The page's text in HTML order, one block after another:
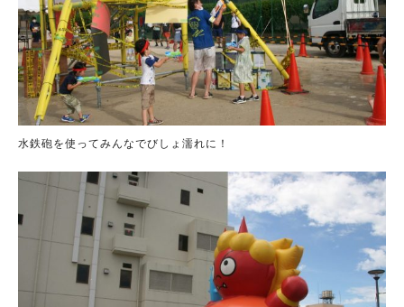
水鉄砲を使ってみんなでびしょ濡れに！